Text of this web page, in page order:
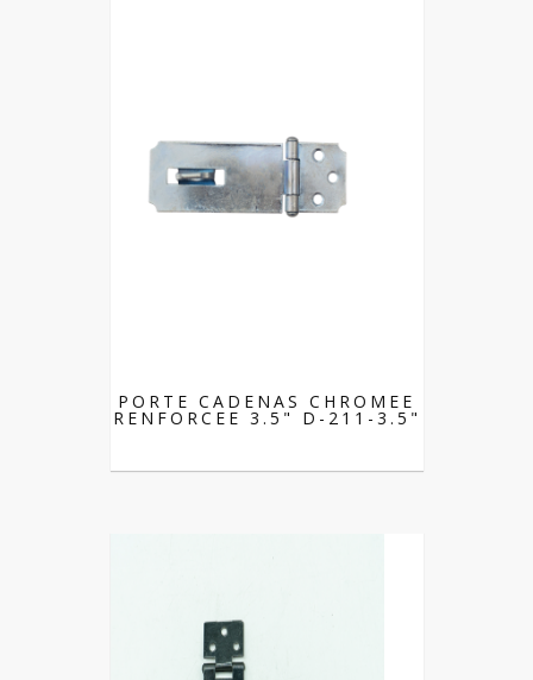
PORTE CADENAS CHROMEE
RENFORCEE 3.5" D-211-3.5"